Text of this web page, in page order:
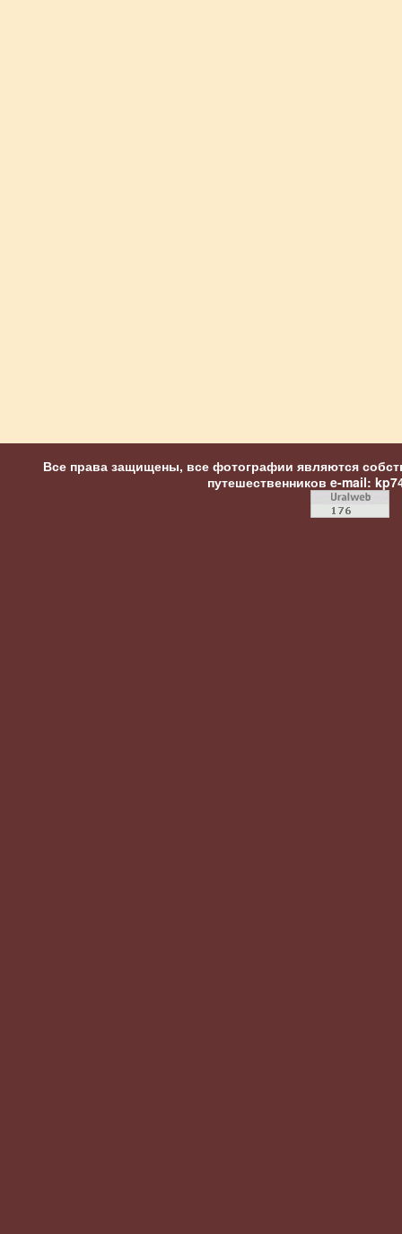
Все права защищены, все фотографии являются
путешественников e-mail: